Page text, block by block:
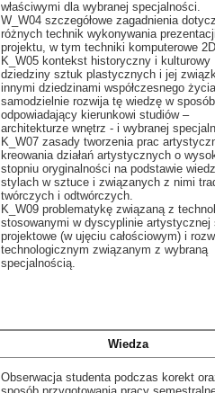
właściwymi dla wybranej specjalności.
W_W04 szczegółowe zagadnienia
różnych technik wykonywania
projektu, w tym techniki komputerowe
K_W05 kontekst historyczny i kulturowy
dziedziny sztuk plastycznych i jej
innymi dziedzinami współczesnego
samodzielnie rozwija tę wiedzę w sposób
odpowiadający kierunkowi studiów –
architekturze wnętrz - i wybranej
K_W07 zasady tworzenia prac
kreowania działań artystycznych o
stopniu oryginalności na podstawie
stylach w sztuce i związanych z nimi
twórczych i odtwórczych.
K_W09 problematykę związaną z
stosowanymi w dyscyplinie artystycznej
projektowe (w ujęciu całościowym) i
technologicznym związanym z wybraną
specjalnością.
Wiedza
Obserwacja studenta podczas korekt
sposób przygotowania pracy